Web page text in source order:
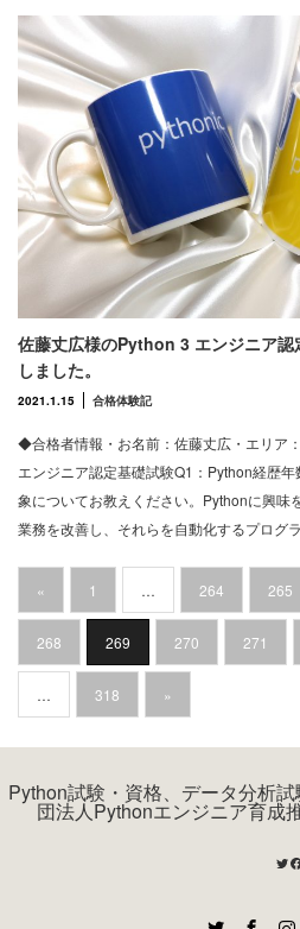
佐藤丈広様のPython 3 エンジニア
しました。
2021.1.15 合格体験記
◆合格者情報・お名前：佐藤丈広・エリア
エンジニア認定基礎試験Q1：Python経歴
象についてお教えください。Pythonに興味
業務を改善し、それらを自動化するプログ
« 1 … 264 265
268 269 270 271
… 318 »
Python試験・資格、データ分析
団法人Pythonエンジニア育成
RSS